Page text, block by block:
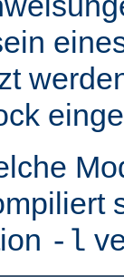
-l